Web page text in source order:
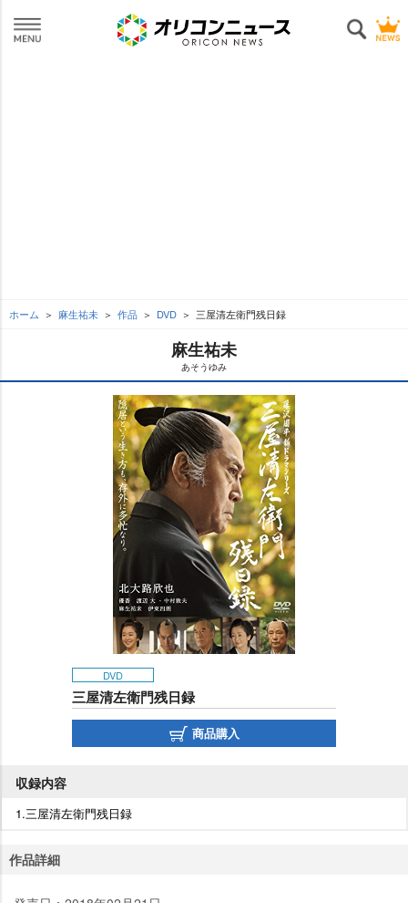
ホーム 麻生祐未 作品 DVD 三屋清左衛門残日録
麻生祐未
あそうゆみ
DVD
三屋清左衛門残日録
商品購入
収録内容
1.三屋清左衛門残日録
作品詳細